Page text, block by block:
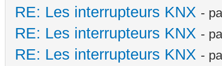
RE: Les interrupteurs KNX -
RE: Les interrupteurs KNX -
RE: Les interrupteurs KNX -